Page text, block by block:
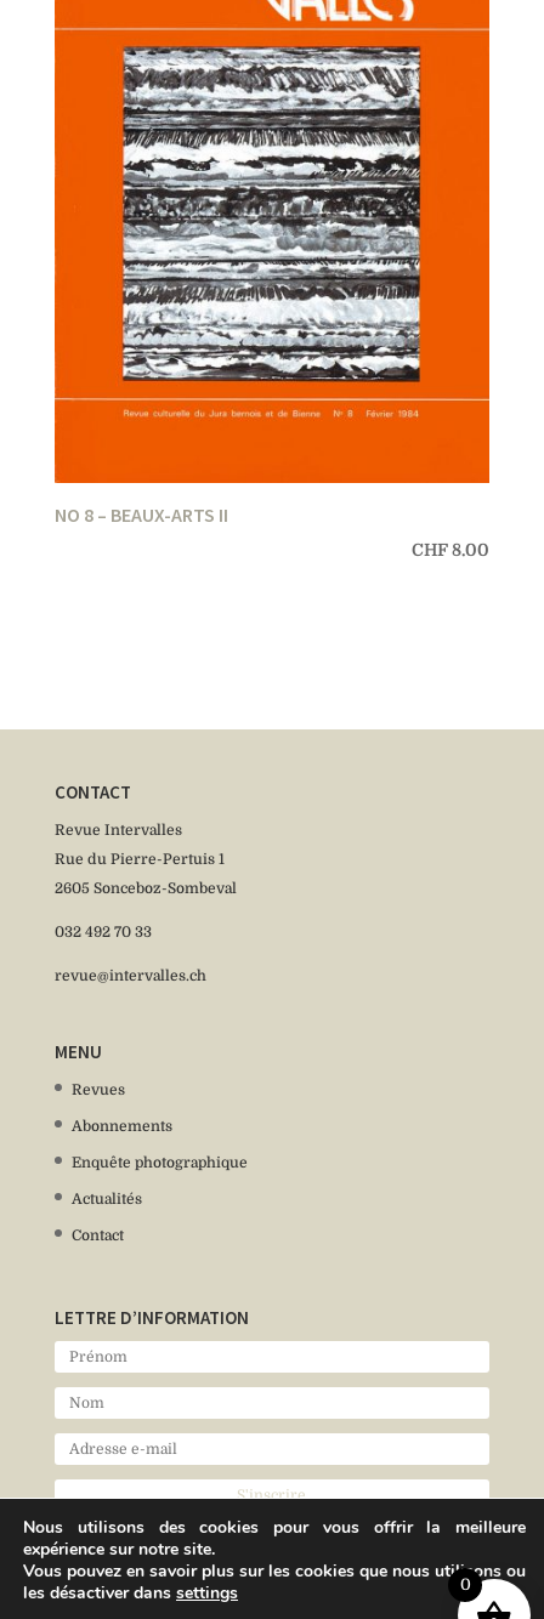
NO 8 – BEAUX-ARTS II
CHF8.00
CONTACT
Revue Intervalles
Rue du Pierre-Pertuis 1
2605 Sonceboz-Sombeval
032 492 70 33
revue@intervalles.ch
MENU
Revues
Abonnements
Enquête photographique
Actualités
Contact
LETTRE D’INFORMATION
Nous utilisons des cookies pour vous offrir la meilleure
expérience sur notre site.
Vous pouvez en savoir plus sur les cookies que nous utilisons ou
les désactiver dans settings 0